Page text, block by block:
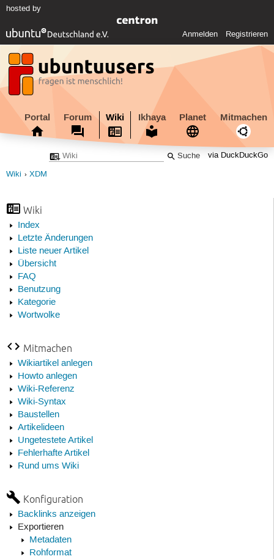
hosted by
Anmelden Registrieren
Portal Forum Wiki Ikhaya Planet Mitmachen
via DuckDuckGo
Wiki XDM
Wiki
Index
Letzte Änderungen
Liste neuer Artikel
Übersicht
FAQ
Benutzung
Kategorie
Wortwolke
Mitmachen
Wikiartikel anlegen
Howto anlegen
Wiki-Referenz
Wiki-Syntax
Baustellen
Artikelideen
Ungetestete Artikel
Fehlerhafte Artikel
Rund ums Wiki
Konfiguration
Backlinks anzeigen
Exportieren
Metadaten
Rohformat